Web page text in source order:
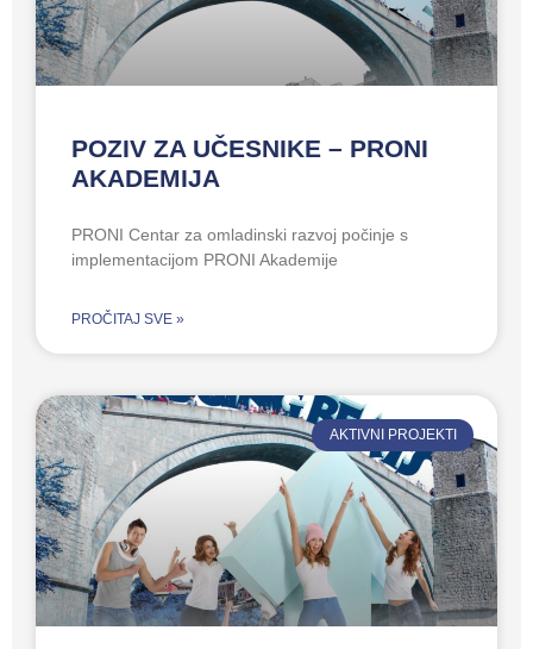
POZIV ZA UČESNIKE – PRONI
AKADEMIJA
PRONI Centar za omladinski razvoj počinje s
implementacijom PRONI Akademije
PROČITAJ SVE »
AKTIVNI PROJEKTI